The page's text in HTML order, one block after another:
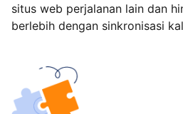
situs web perjalanan lain dan
berlebih dengan sinkronisasi